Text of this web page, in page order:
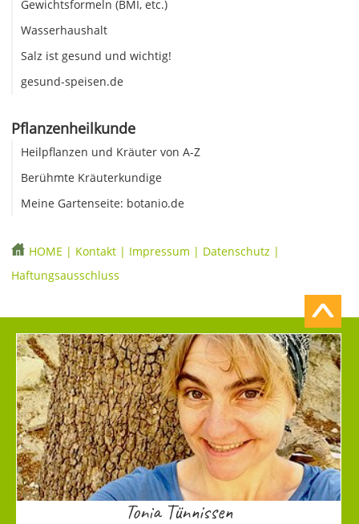
Gewichtsformeln (BMI, etc.)
Wasserhaushalt
Salz ist gesund und wichtig!
gesund-speisen.de
Pflanzenheilkunde
Heilpflanzen und Kräuter von A-Z
Berühmte Kräuterkundige
Meine Gartenseite: botanio.de
HOME | Kontakt | Impressum | Datenschutz |
Haftungsausschluss
Tonia Tünnissen